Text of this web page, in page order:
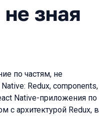
зная
по частям, не
Redux, components,
Native-приложения по
с архитектурой Redux, в